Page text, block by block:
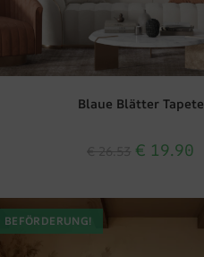
Blaue Blätter Tapete
€ 19.90
BEFÖRDERUNG!